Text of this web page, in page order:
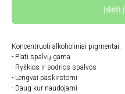
Įdėti
Koncentruoti alkoholiniai pigmentai.
- Plati spalvų gama
- Ryškios ir sodrios spalvos
- Lengvai paskirstomi
- Daug kur naudojami